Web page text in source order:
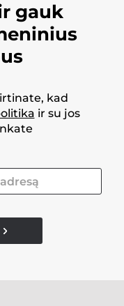
gauk
kad
ir su jos